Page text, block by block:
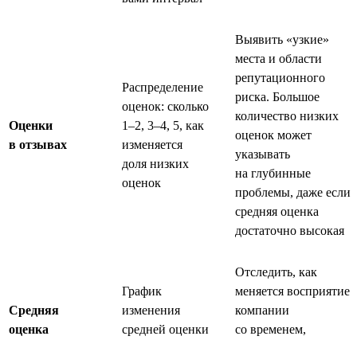
Оценки
в отзывах
Распределение
оценок: сколько
1–2, 3–4, 5, как
изменяется
доля низких
оценок
Выявить «узкие»
места и области
репутационного
риска. Большое
количество низких
оценок может
указывать
на глубинные
проблемы, даже если
средняя оценка
достаточно высокая
Средняя
оценка
График
изменения
средней оценки
Отследить, как
меняется восприятие
компании
со временем,